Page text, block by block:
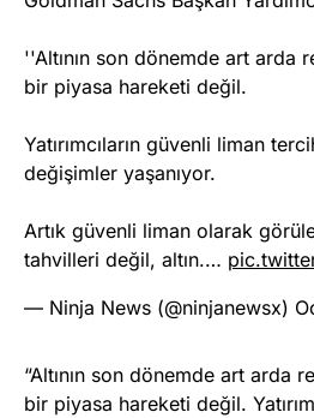
''Altının son dönemde art arda
bir piyasa hareketi değil.
Yatırımcıların güvenli liman
değişimler yaşanıyor.
Artık güvenli liman olarak
tahvilleri değil, altın.…
— Ninja News (@ninjanewsx)
“Altının son dönemde art arda
bir piyasa hareketi değil.